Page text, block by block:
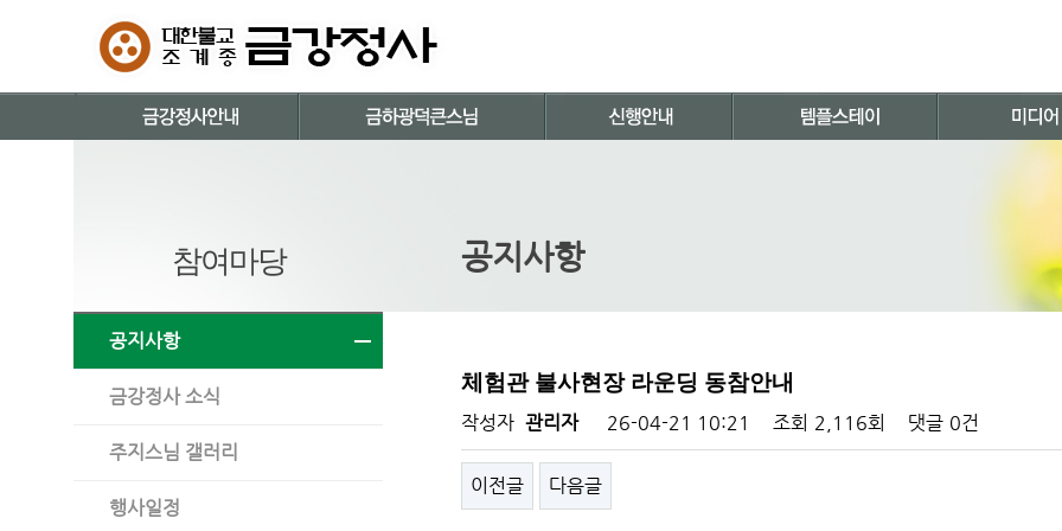
참여마당
공지사항
금강정사 소식
주지스님 갤러리
행사일정
공지사항
체험관 불사현장 라운딩 동참안내
작성자 관리자 26-04-21 10:21 조회 2,116회 댓글 0건
이전글 다음글